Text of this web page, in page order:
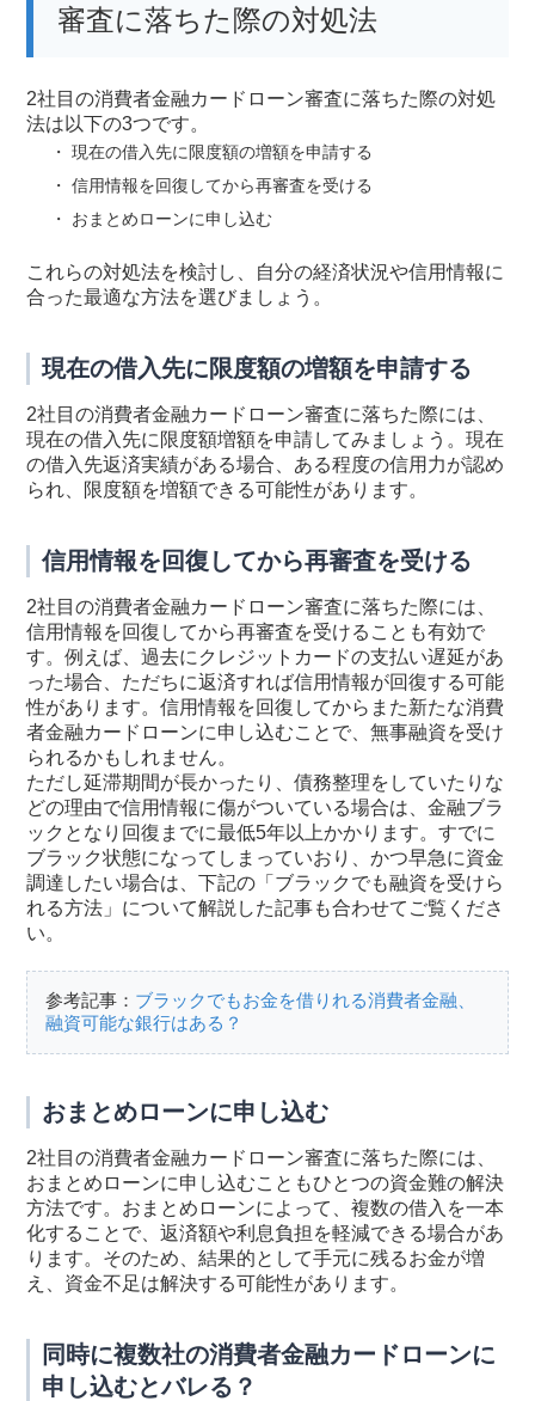
審査に落ちた際の対処法
2社目の消費者金融カードローン審査に落ちた際の対処
法は以下の3つです。
現在の借入先に限度額の増額を申請する
信用情報を回復してから再審査を受ける
おまとめローンに申し込む
これらの対処法を検討し、自分の経済状況や信用情報に
合った最適な方法を選びましょう。
現在の借入先に限度額の増額を申請する
2社目の消費者金融カードローン審査に落ちた際には、
現在の借入先に限度額増額を申請してみましょう。現在
の借入先返済実績がある場合、ある程度の信用力が認め
られ、限度額を増額できる可能性があります。
信用情報を回復してから再審査を受ける
2社目の消費者金融カードローン審査に落ちた際には、
信用情報を回復してから再審査を受けることも有効で
す。例えば、過去にクレジットカードの支払い遅延があ
った場合、ただちに返済すれば信用情報が回復する可能
性があります。信用情報を回復してからまた新たな消費
者金融カードローンに申し込むことで、無事融資を受け
られるかもしれません。
ただし延滞期間が長かったり、債務整理をしていたりな
どの理由で信用情報に傷がついている場合は、金融ブラ
ックとなり回復までに最低5年以上かかります。すでに
ブラック状態になってしまっていおり、かつ早急に資金
調達したい場合は、下記の「ブラックでも融資を受けら
れる方法」について解説した記事も合わせてご覧くださ
い。
参考記事： ブラックでもお金を借りれる消費者金融、
融資可能な銀行はある？
おまとめローンに申し込む
2社目の消費者金融カードローン審査に落ちた際には、
おまとめローンに申し込むこともひとつの資金難の解決
方法です。おまとめローンによって、複数の借入を一本
化することで、返済額や利息負担を軽減できる場合があ
ります。そのため、結果的として手元に残るお金が増
え、資金不足は解決する可能性があります。
同時に複数社の消費者金融カードローンに
申し込むとバレる？